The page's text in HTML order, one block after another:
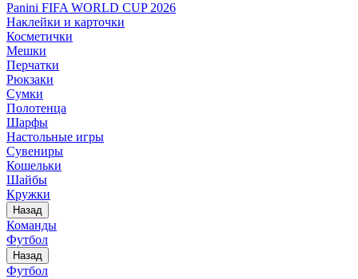
Panini FIFA WORLD CUP 2026
Наклейки и карточки
Косметички
Мешки
Перчатки
Рюкзаки
Сумки
Полотенца
Шарфы
Настольные игры
Сувениры
Кошельки
Шайбы
Кружки
Назад
Команды
Футбол
Назад
Футбол